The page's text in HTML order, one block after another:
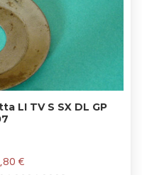
LI TV S SX DL GP
€